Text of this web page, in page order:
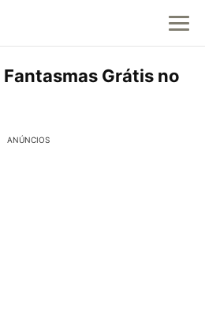
Grátis no
ANÚNCIOS